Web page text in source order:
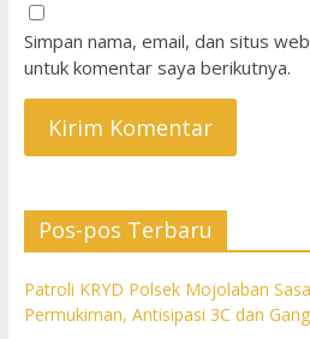
Simpan nama, email, dan situs
untuk komentar saya berikutnya.
Pos-pos Terbaru
Patroli KRYD Polsek Mojolaban
Permukiman, Antisipasi 3C dan